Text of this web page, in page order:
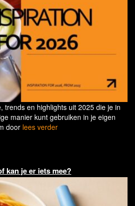
trends en highlights uit 2025 die je in
manier kunt gebruiken in je eigen
door lees verder
kan je er iets mee?